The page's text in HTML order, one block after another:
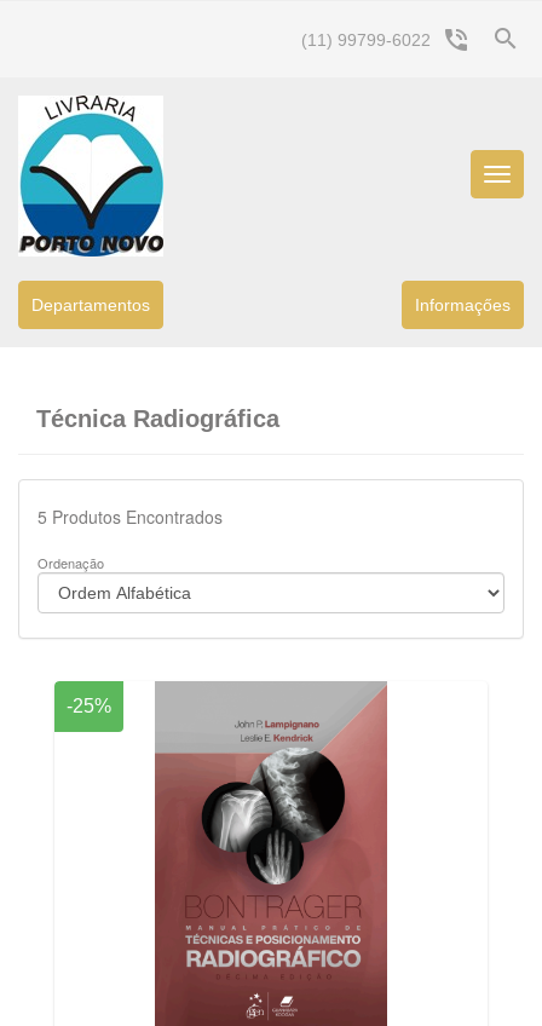
search
(11) 99799-6022 phone_in_talk
Menu
Departamentos Informaçőes
Técnica Radiográfica
5 Produtos Encontrados
Ordenação
-25%